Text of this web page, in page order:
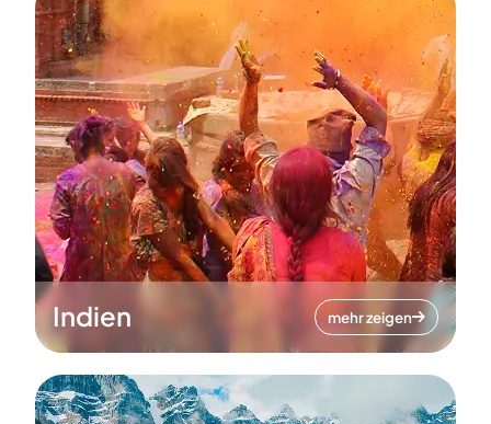
Indien mehr zeigen